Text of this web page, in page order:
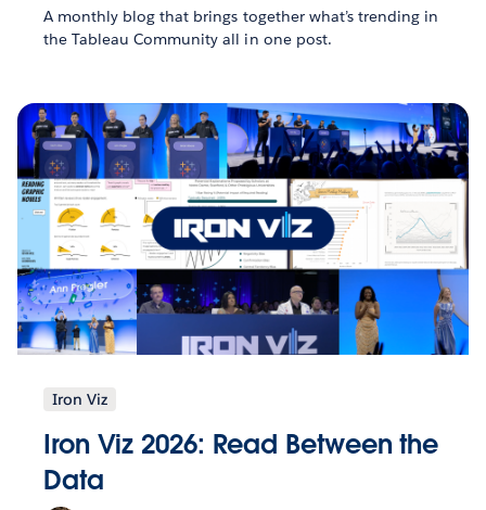
A monthly blog that brings together what’s trending in
the Tableau Community all in one post.
Iron Viz
Iron Viz 2026: Read Between the
Data